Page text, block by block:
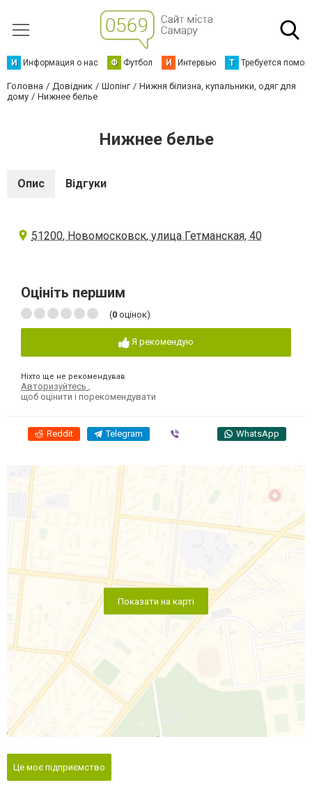
И Информация о нас Ф Футбол И Интервью Т Требуется
Головна Довідник Шопінг
Нижня білизна, купальники, одяг для
дому
Нижнее белье
Нижнее белье
Опис Відгуки
51200, Новомосковск, улица Гетманская, 40
Оцініть першим
(0 оцінок)
Я рекомендую
Ніхто ще не рекомендував
Авторизуйтесь
щоб оцінити і порекомендувати
Reddit Telegram WhatsApp
Показати на карті
Це моє підприємство